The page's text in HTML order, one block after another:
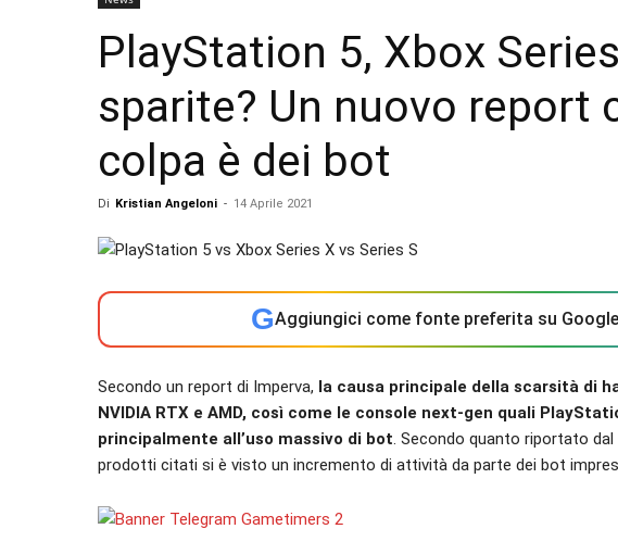
PlayStation 5, Xbox
sparite? Un nuovo report
colpa è dei bot
Di Kristian Angeloni - 14 Aprile 2021
GAggiungici come fonte preferita su Google
Secondo un report di Imperva, la causa principale della scarsità di
NVIDIA RTX e AMD, così come le console next-gen quali
principalmente all’uso massivo di bot. Secondo quanto riportato
prodotti citati si è visto un incremento di attività da parte dei bot